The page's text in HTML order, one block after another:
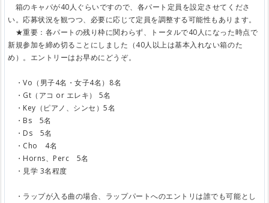
箱のキャパが40人ぐらいですので、各パート定員を設定させてくださ
い。応募状況を観つつ、必要に応じて定員を調整する可能性もあります。
★重要：各パートの残り枠に関わらず、トータルで40人になった時点で
新規参加を締め切ることにしました（40人以上は基本入れない箱のた
め）。エントリーはお早めにどうぞ。
・Vo（男子4名・女子4名）8名
・Gt（アコ or エレキ） 5名
・Key（ピアノ、シンセ）5名
・Bs 5名
・Ds 5名
・Cho 4名
・Horns、Perc 5名
・見学 3名程度
・ラップが入る曲の場合、ラップパートへのエントリは誰でも可能とし